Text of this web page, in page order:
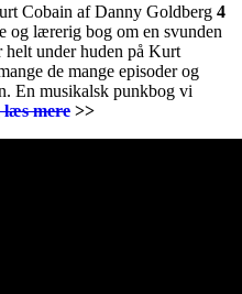
Cobain af Danny Goldberg 4
og lærerig bog om en svunden
under huden på Kurt
de mange episoder og
En musikalsk punkbog vi
mere >>